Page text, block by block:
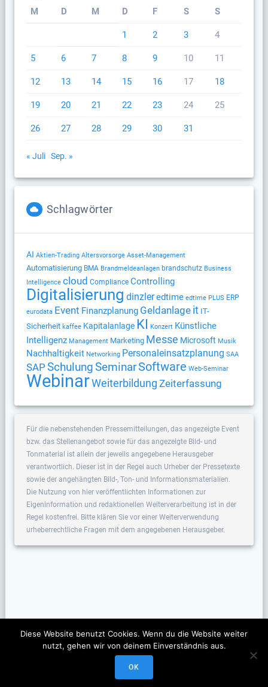
M D M D F S S
1 2 3 4
5 6 7 8 9 10 11
12 13 14 15 16 17 18
19 20 21 22 23 24 25
26 27 28 29 30 31
« Juli Sep. »
Schlagwörter
AI Aktien-Trading Altersvorsorge Asset-Management
Automatisierung BMA Brandmeldeanlagen brandschutz Business
Intelligence cloud Compliance Controlling
Digitalisierung dinzleredtime edtime PLUS ERP
eurodata Event Finanzplanung Geldanlage it IT-
Sicherheit kaffee Kapitalanlage KI Konzert Künstliche
Intelligenz Management Marketing Messe Microsoft Musik
Nachhaltigkeit Networking Personaleinsatzplanung SAA
SAP SchulungSeminarSoftware Web-Seminar
WebinarWeiterbildung Zeiterfassung
Für die nebenstehenden Pressemitteilungen, das angezeigte Event
bzw. das Stellenangebot sowie für das angezeigte Bild- und
Tonmaterial ist allein der jeweils angegebene Herausgeber
verantwortlich. Dieser ist in der Regel auch Urheber der Pressetexte
sowie der angehängten Bild-, Ton- und Informationsmaterialien.
Die Nutzung von hier veröffentlichten Informationen zur
Eigeninformation und redaktionellen Weiterverarbeitung ist in der
Regel kostenfrei. Bitte klären Sie vor einer Weiterverwendung
urheberrechtliche Fragen mit dem angegebenen Herausgeber.
Diese Website benutzt Cookies. Wenn du die Website weiter
nutzt, gehen wir von deinem Einverständnis aus.
OK